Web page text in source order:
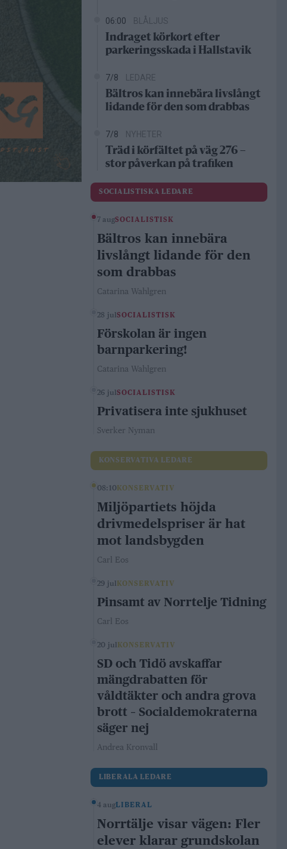
06:00 BLÅLJUS
Indraget körkort efter
parkeringsskada i Hallstavik
7/8 LEDARE
Bältros kan innebära livslångt
lidande för den som drabbas
7/8 NYHETER
Träd i körfältet på väg 276 –
stor påverkan på trafiken
SOCIALISTISKA LEDARE
7 augSOCIALISTISK
Bältros kan innebära
livslångt lidande för den
som drabbas
Catarina Wahlgren
28 julSOCIALISTISK
Förskolan är ingen
barnparkering!
Catarina Wahlgren
26 julSOCIALISTISK
Privatisera inte sjukhuset
Sverker Nyman
KONSERVATIVA LEDARE
08:10 KONSERVATIV
Miljöpartiets höjda
drivmedelspriser är hat
mot landsbygden
Carl Eos
29 jul KONSERVATIV
Pinsamt av Norrtelje Tidning
Carl Eos
20 jul KONSERVATIV
SD och Tidö avskaffar
mängdrabatten för
våldtäkter och andra grova
brott – Socialdemokraterna
säger nej
Andrea Kronvall
LIBERALA LEDARE
4 augLIBERAL
Norrtälje visar vägen: Fler
elever klarar grundskolan